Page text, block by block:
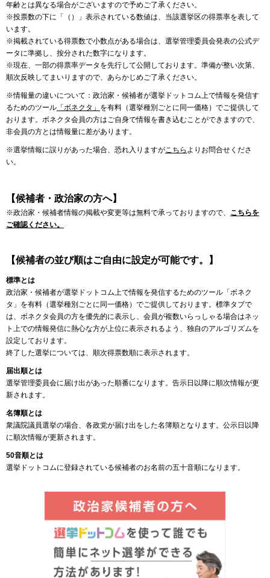
年齢とは異なる場合がございますので予めご了承ください。
※投票数の下に「（）」表示されている数値は、当該選挙区の得票率を表して
います。
※掲載されている得票数で小数点がある場合は、選挙管理委員会発表の公式デ
ータに準拠し、按分された数字になります。
※現在、一部の得票率データを先行して公開しております。準備が整い次第、
順次反映してまいりますので、あらかじめご了承ください。
※情報量の違いについて：政治家・候補者が選挙ドットコム上で情報を発信す
るためのツール 「ボネクタ」 を有料（選挙種別ごとに同一価格）でご提供して
おります。ボネクタ会員の方はご自身で情報を書き込むことができますので、
非会員の方とは情報量に差があります。
※選挙情報に誤りがあった場合、恐れ入りますがこちら よりお問合せくださ
い。
【候補者・政治家の方へ】
※政治家・候補者情報の掲載や変更等は無料で承っておりますので、 こちらを
ご確認ください。
【候補者の並び順はご自由に設定が可能です。】
標準とは
政治家・候補者が選挙ドットコム上で情報を発信するためのツール「ボネク
タ」を有料（選挙種別ごとに同一価格）でご提供しております。標準タブで
は、ボネクタ会員の方を優先的に表示し、会員が複数いらっしゃる場合はネッ
ト上での情報発信に熱心な方が上位に表示されるよう、独自のアルゴリズムを
設定しております。
終了した選挙については、順次得票数順に表示されます。
届出順とは
選挙管理委員会に届け出があった順番になります。告示日以降に順次情報が更
新されます。
名簿順とは
衆議院議員選挙の場合、各政党が届け出をした名簿順となります。公示日以降
に順次情報が更新されます。
50音順とは
選挙ドットコムに登録されている候補者のお名前の五十音順になります。